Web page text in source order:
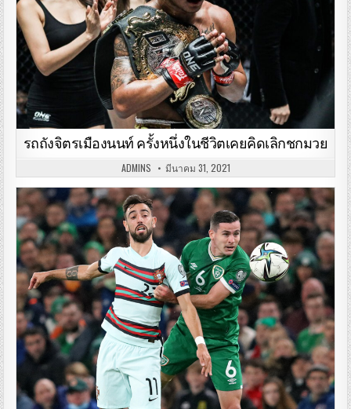
รถถังจิตรเมืองนนท์ ครั้งหนึ่งในชีวิตเคยคิดเลิกชกมวย
ADMINS มีนาคม 31, 2021